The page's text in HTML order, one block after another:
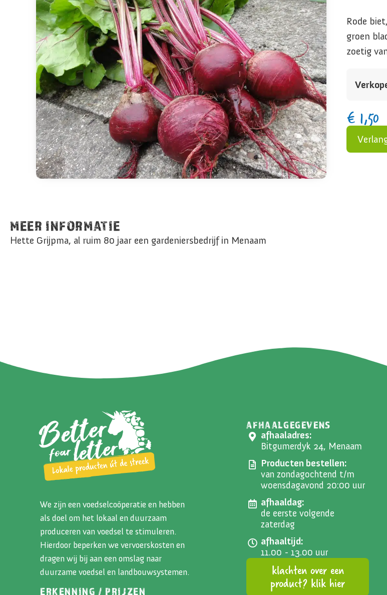
Rode
groen
zoetig
€ 1,50
MEER INFORMATIE
Hette Grijpma, al ruim 80 jaar een gardeniersbedrijf in Menaam
We zijn een voedselcoöperatie en hebben
als doel om het lokaal en duurzaam
produceren van voedsel te stimuleren.
Hierdoor beperken we vervoerskosten en
dragen wij bij aan een omslag naar
duurzame voedsel en landbouwsystemen.
ERKENNING / PRIJZEN
AFHAALGEGEVENS
afhaaladres:
Bitgumerdyk 24, Menaam
Producten bestellen:
van zondagochtend t/m
woensdagavond 20:00 uur
afhaaldag:
de eerste volgende
zaterdag
afhaaltijd:
11.00 - 13.00 uur
klachten over een
product? klik hier